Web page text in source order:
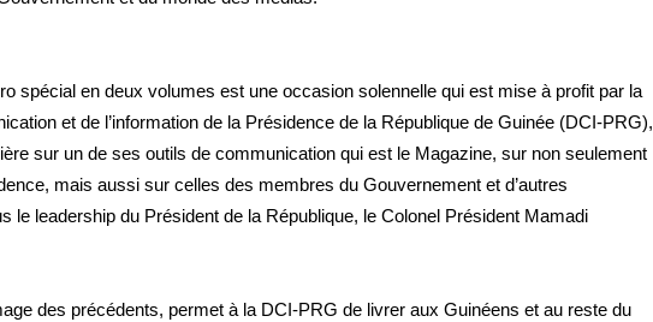
spécial en deux volumes est une occasion solennelle qui est mise à profit par la
et de l’information de la Présidence de la République de Guinée (DCI-PRG),
sur un de ses outils de communication qui est le Magazine, sur non seulement
mais aussi sur celles des membres du Gouvernement et d’autres
le leadership du Président de la République, le Colonel Président Mamadi
des précédents, permet à la DCI-PRG de livrer aux Guinéens et au reste du